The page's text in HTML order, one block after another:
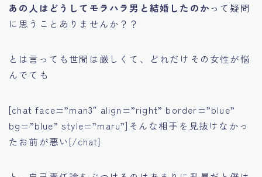
あの人はどうしてモラハラ男と結婚したのか って疑問
に思うことありませんか？？
とは言っても世間は厳しくて、どれだけその女性が悩
んでても
[chat face=”man3″ align=”right” border=”blue”
bg=”blue” style=”maru”]そんな相手を見抜けなかっ
たお前が悪い[/chat]